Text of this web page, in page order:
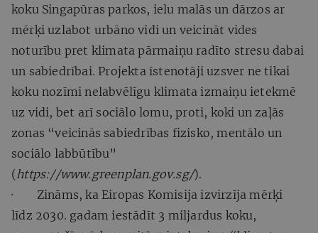
koku Singapūras parkos, ielu malās un dārzos ar
mērķi uzlabot urbāno vidi un veicināt vides
noturību pret klimata pārmaiņu radīto stresu dabai
un sabiedrībai. Projekta īstenotāji uzsver ne tikai
koku nozīmi nelabvēlīgu klimata izmaiņu ietekmē
uz vidi, bet arī sociālo lomu, proti, koki un zaļās
zonas “veicinās sabiedrības fizisko, mentālo un
sociālo labbūtību”
(https://www.greenplan.gov.sg/).
· Zināms, ka Eiropas Komisija izvirzīja mērķi
līdz 2030. gadam iestādīt 3 miljardus koku,